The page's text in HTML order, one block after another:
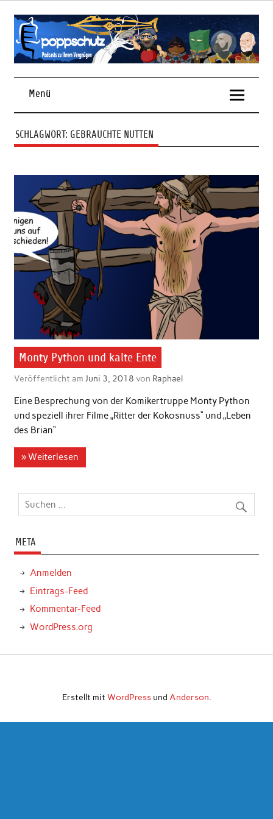
Skip
contentPodcasts zu Ihrem Vergnügen
Menü
SCHLAGWORT: GEBRAUCHTE NUTTEN
Monty Python und kalte Ente
Veröffentlicht am Juni 3, 2018 von Raphael
Eine Besprechung von der Komikertruppe Monty Python
und speziell ihrer Filme „Ritter der Kokosnuss“ und „Leben
des Brian“
» Weiterlesen
META
Anmelden
Eintrags-Feed
Kommentar-Feed
WordPress.org
Erstellt mit WordPressund Anderson